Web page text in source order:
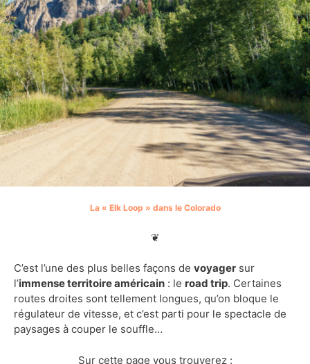
La « Elk Loop » dans le Colorado
❦
C’est l’une des plus belles façons de voyager sur
l’immense territoire américain : le road trip. Certaines
routes droites sont tellement longues, qu’on bloque le
régulateur de vitesse, et c’est parti pour le spectacle de
paysages à couper le souffle…
Sur cette page vous trouverez :